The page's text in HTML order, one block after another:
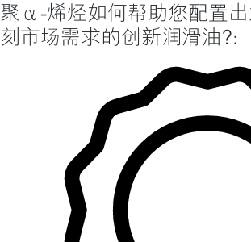
聚α-烯烃如何帮助您配置
刻市场需求的创新润滑油?：